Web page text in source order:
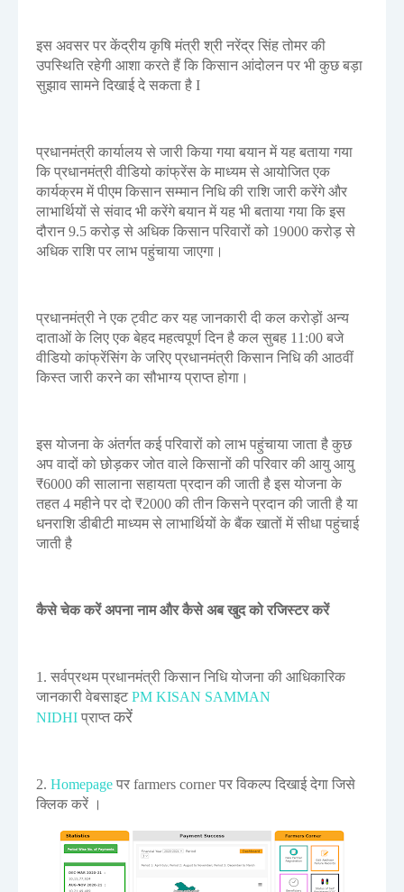
इस अवसर पर केंद्रीय कृषि मंत्री श्री नरेंद्र सिंह तोमर की
उपस्थिति रहेगी आशा करते हैं कि किसान आंदोलन पर भी कुछ बड़ा
सुझाव सामने दिखाई दे सकता है I
प्रधानमंत्री कार्यालय से जारी किया गया बयान में यह बताया गया
कि प्रधानमंत्री वीडियो कांफ्रेंस के माध्यम से आयोजित एक
कार्यक्रम में पीएम किसान सम्मान निधि की राशि जारी करेंगे और
लाभार्थियों से संवाद भी करेंगे बयान में यह भी बताया गया कि इस
दौरान 9.5 करोड़ से अधिक किसान परिवारों को 19000 करोड़ से
अधिक राशि पर लाभ पहुंचाया जाएगा।
प्रधानमंत्री ने एक ट्वीट कर यह जानकारी दी कल करोड़ों अन्य
दाताओं के लिए एक बेहद महत्वपूर्ण दिन है कल सुबह 11:00 बजे
वीडियो कांफ्रेंसिंग के जरिए प्रधानमंत्री किसान निधि की आठवीं
किस्त जारी करने का सौभाग्य प्राप्त होगा।
इस योजना के अंतर्गत कई परिवारों को लाभ पहुंचाया जाता है कुछ
अप वादों को छोड़कर जोत वाले किसानों की परिवार की आयु आयु
₹6000 की सालाना सहायता प्रदान की जाती है इस योजना के
तहत 4 महीने पर दो ₹2000 की तीन किसने प्रदान की जाती है या
धनराशि डीबीटी माध्यम से लाभार्थियों के बैंक खातों में सीधा पहुंचाई
जाती है
कैसे चेक करें अपना नाम और कैसे अब खुद को रजिस्टर करें
1. सर्वप्रथम प्रधानमंत्री किसान निधि योजना की आधिकारिक
जानकारी वेबसाइटPM KISAN SAMMAN
NIDHI प्राप्तकरें
2. Homepage पर farmers corner पर विकल्प दिखाई देगा जिसे
क्लिक करें ।